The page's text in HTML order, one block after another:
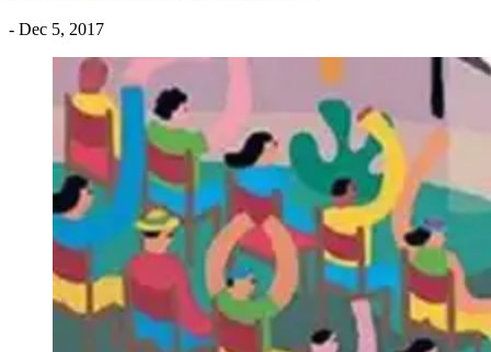
- Dec 5, 2017